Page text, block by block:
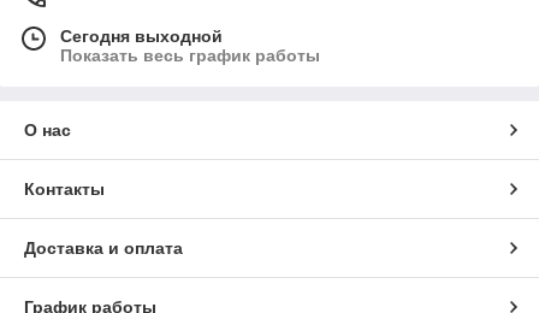
Сегодня выходной
Показать весь график работы
О нас
Контакты
Доставка и оплата
График работы